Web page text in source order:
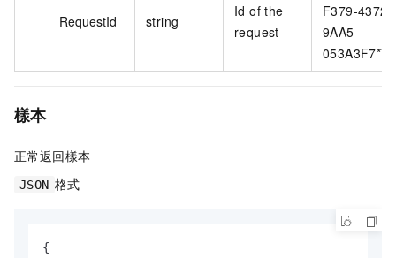
RequestId string
Id of the
request
F379-4372-
9AA5-
053A3F7****
樣本
正常返回樣本
JSON 格式
{